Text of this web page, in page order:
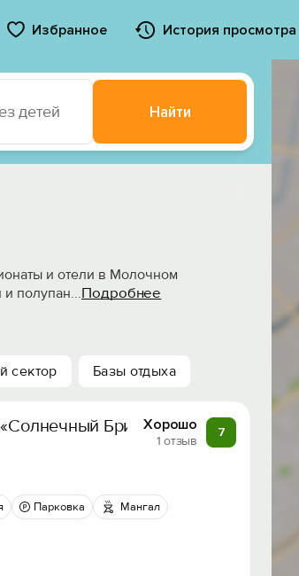
Избранное История просмотра
детей Найти
и отели в Молочном
и полупан...Подробнее
сектор Базы отдыха
Бриз»Хорошо
1 отзыв
7
Парковка
Мангал